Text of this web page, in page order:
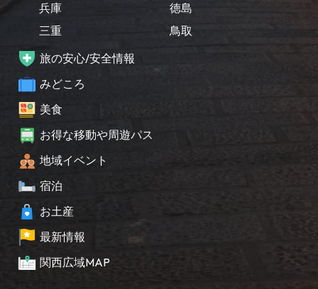
兵庫
三重
徳島
鳥取
旅の安心/安全情報
みどころ
美食
お得な移動や周遊パス
地域イベント
宿泊
お土産
最新情報
関西広域MAP